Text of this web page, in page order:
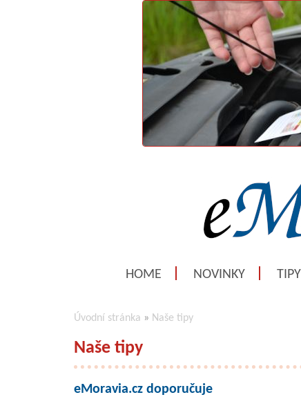
HOME NOVINKY
Úvodní stránka » Naše tipy
Naše tipy
eMoravia.cz doporučuje